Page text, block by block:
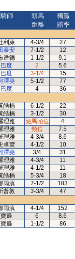
騎師
頭馬
距離
獨贏
賠率
利萊 4-3/4 27
泰安 7-1/2 12
達德 1-1/2 9.1
巴度 2 5.6
巴度 3-1/4 15
澤堯 5-1/2 77
巴度 4 36
皓楠 6-1/2 22
皓楠 3-1/2 30
理雅 短馬頭位 4
理雅 頸位 7.5
理雅 4-3/4 8.6
卓豐 4-1/2 10
澤堯 3/4 31
理雅 4-3/4 11
理雅 4-1/2 11
皓楠 5-3/4 18
雨滇 7-1/2 183
普敦 3-3/4 47
雨滇 4-1/4 152
寶遜 6 8.6
寶遜 1-1/2 86